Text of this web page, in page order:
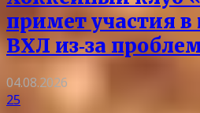
примет участия в
ВХЛ из‑за
04.08.2026
25